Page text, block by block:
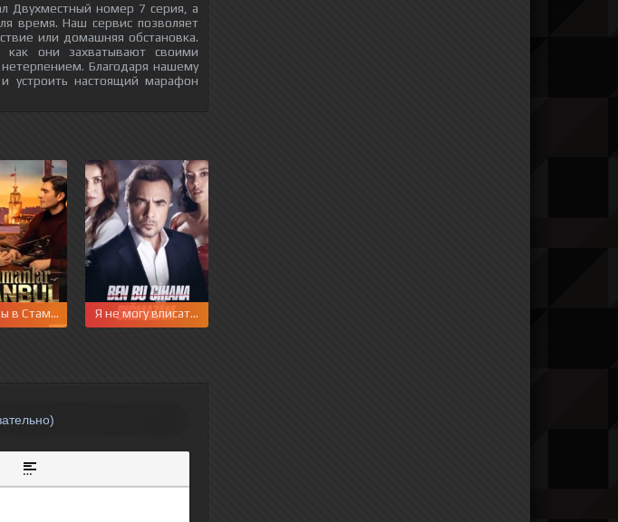
Двухместный номер 7 серия, а
время. Наш сервис позволяет
или домашняя обстановка.
как они захватывают своими
Благодаря нашему
устроить настоящий марафон
в Стамбуле Я не могу вписаться в этот мир
ссылкутекста
цитаты
Вставка спойлера